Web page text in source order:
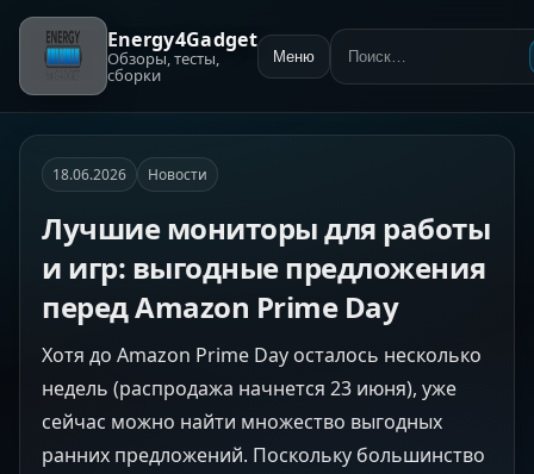
Energy4Gadget
Обзоры, тесты,
сборки
Меню Поиск:
18.06.2026 Новости
Лучшие мониторы для работы
и игр: выгодные предложения
перед Amazon Prime Day
Хотя до Amazon Prime Day осталось несколько
недель (распродажа начнется 23 июня), уже
сейчас можно найти множество выгодных
ранних предложений. Поскольку большинство